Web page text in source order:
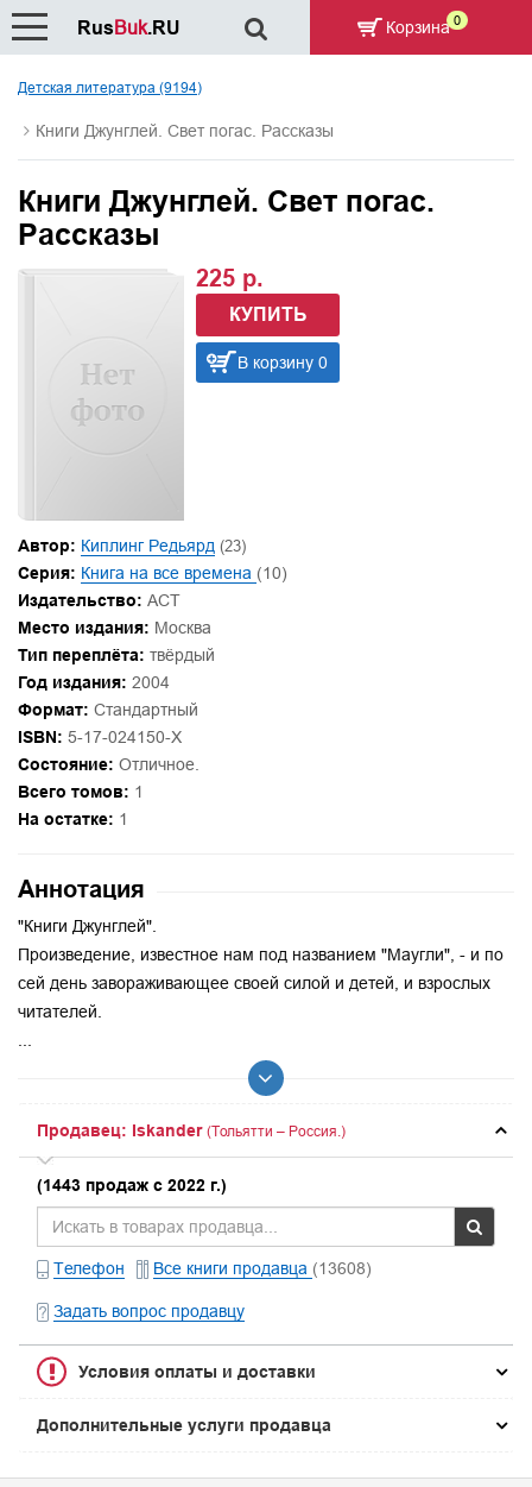
Детская литература (9194)
Книги Джунглей. Свет погас. Рассказы
Книги Джунглей. Свет погас.
Рассказы
225 р.
КУПИТЬ
В корзину 0
Автор: Киплинг Редьярд (23)
Серия: Книга на все времена (10)
Издательство: АСТ
Место издания: Москва
Тип переплёта: твёрдый
Год издания: 2004
Формат: Стандартный
ISBN: 5-17-024150-X
Состояние: Отличное.
Всего томов: 1
На остатке: 1
Аннотация
"Книги Джунглей".
Произведение, известное нам под названием "Маугли", - и по
сей день завораживающее своей силой и детей, и взрослых
читателей.
...
Продавец: Iskander (Тольятти – Россия.)
(1443 продаж с 2022 г.)
Телефон Все книги продавца (13608)
Задать вопрос продавцу
Условия оплаты и доставки
Дополнительные услуги продавца
RusBuk.RU Корзина 0